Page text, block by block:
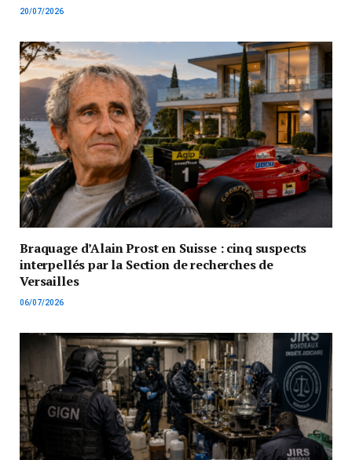
20/07/2026
Braquage d’Alain Prost en Suisse : cinq suspects
interpellés par la Section de recherches de
Versailles
06/07/2026